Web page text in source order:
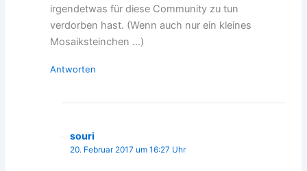
irgendetwas für diese Community zu tun
verdorben hast. (Wenn auch nur ein kleines
Mosaiksteinchen …)
Antworten
souri
20. Februar 2017 um 16:27 Uhr